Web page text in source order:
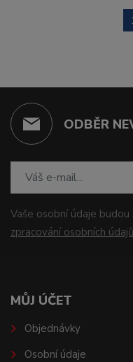
ODBĚR
Vaše osobní údaje
zpracování osobních údajů
MŮJ ÚČET
Objednávky
Osobní údaje